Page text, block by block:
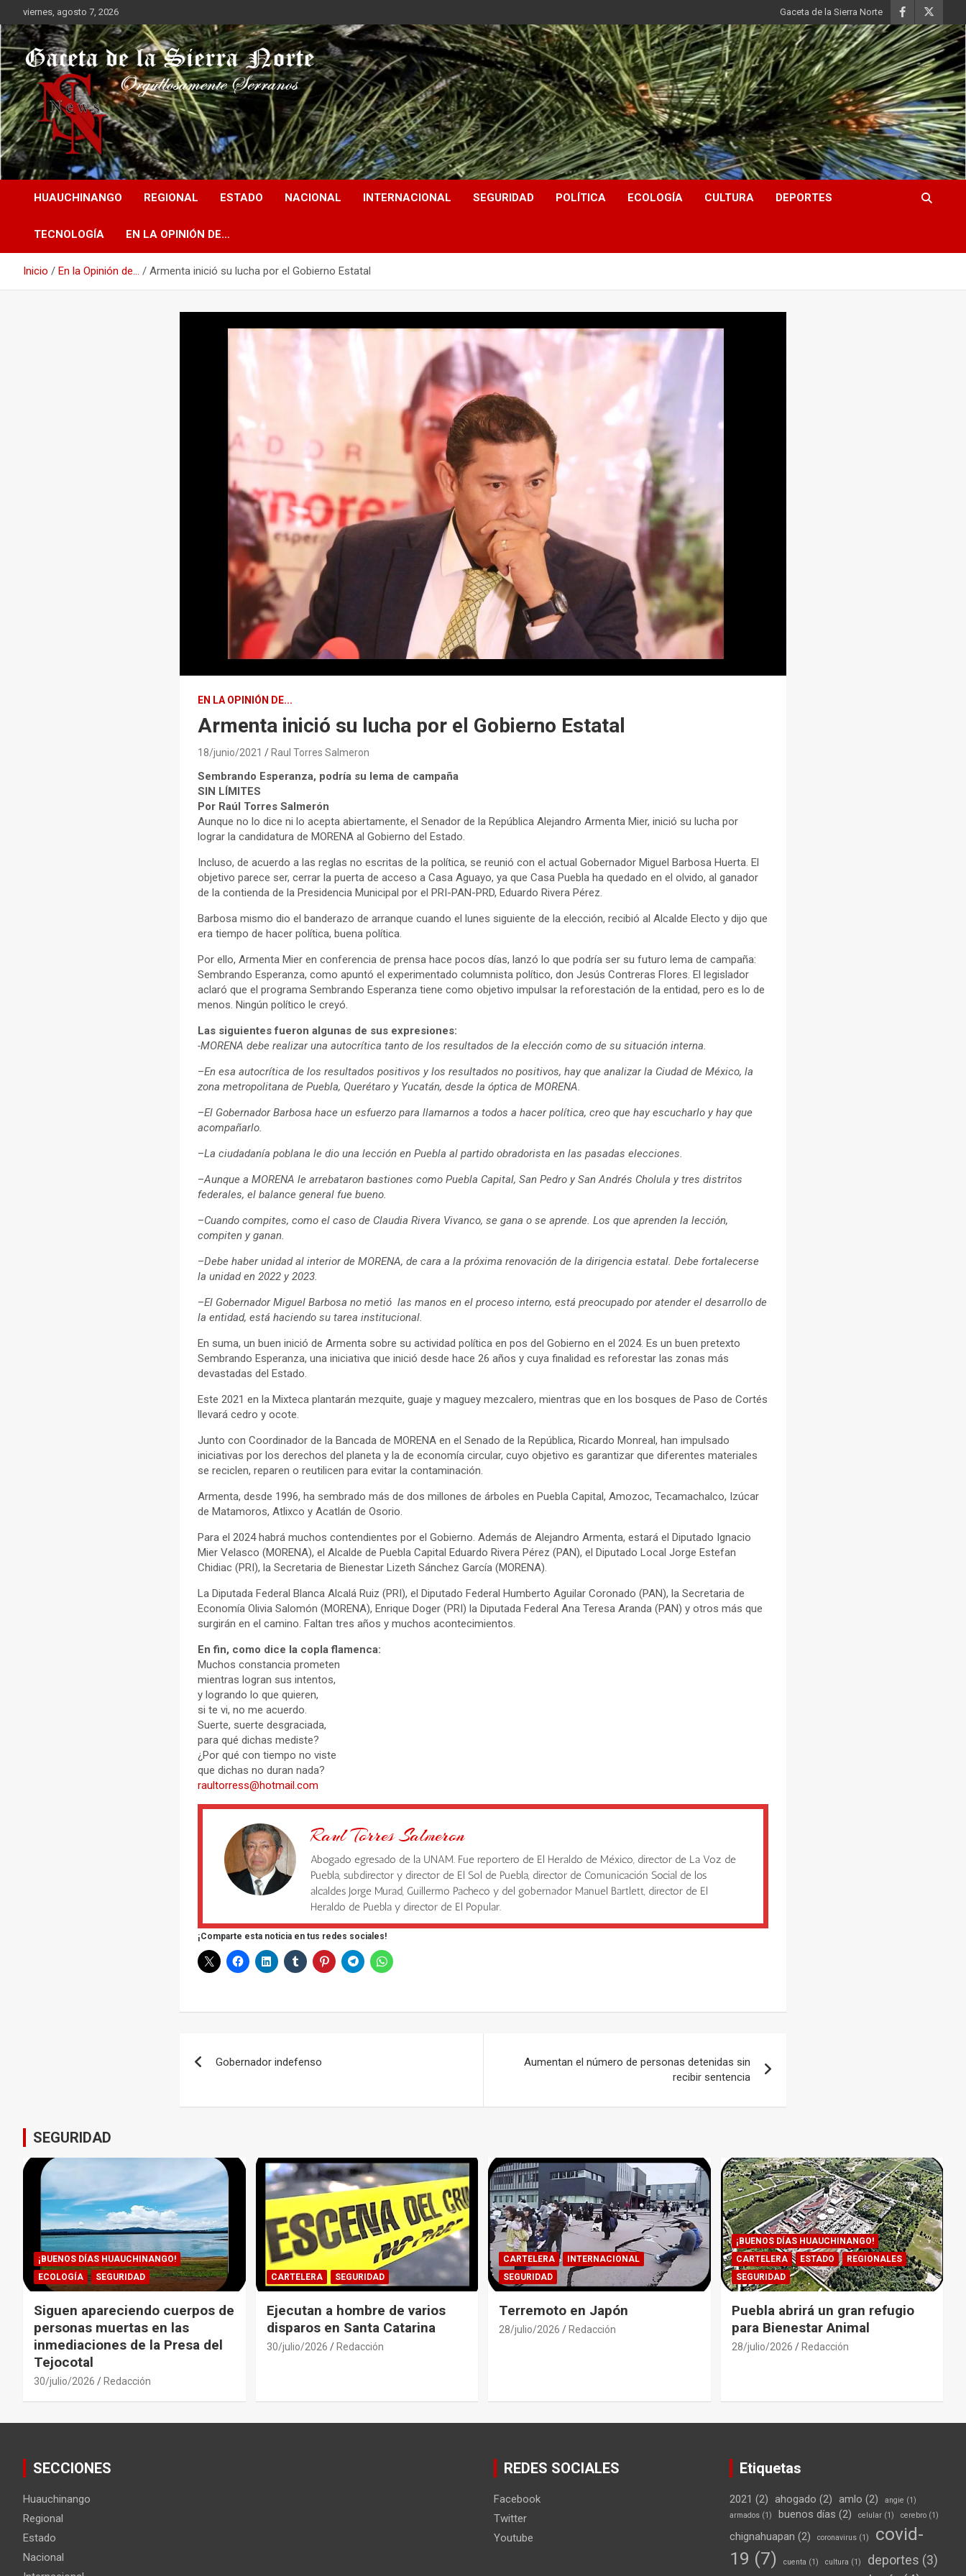
al
contenido
viernes, agosto 7, 2026 Gaceta de la Sierra Norte
Gaceta de la Sierra
Orgullosamente Serranos
HUAUCHINANGO REGIONAL ESTADO NACIONAL INTERNACIONAL SEGURIDAD POLÍTICA ECOLOGÍA CULTURA DEPORTES
TECNOLOGÍA EN LA OPINIÓN DE…
Inicio En la Opinión de... Armenta inició su lucha por el Gobierno Estatal
EN LA OPINIÓN DE...
Armenta inició su lucha por el Gobierno Estatal
18/junio/2021 Raul Torres Salmeron
Sembrando Esperanza, podría su lema de campaña
SIN LÍMITES
Por Raúl Torres Salmerón
Aunque no lo dice ni lo acepta abiertamente, el Senador de la República Alejandro Armenta Mier, inició su lucha por
lograr la candidatura de MORENA al Gobierno del Estado.
Incluso, de acuerdo a las reglas no escritas de la política, se reunió con el actual Gobernador Miguel Barbosa Huerta. El
objetivo parece ser, cerrar la puerta de acceso a Casa Aguayo, ya que Casa Puebla ha quedado en el olvido, al ganador
de la contienda de la Presidencia Municipal por el PRI-PAN-PRD, Eduardo Rivera Pérez.
Barbosa mismo dio el banderazo de arranque cuando el lunes siguiente de la elección, recibió al Alcalde Electo y dijo que
era tiempo de hacer política, buena política.
Por ello, Armenta Mier en conferencia de prensa hace pocos días, lanzó lo que podría ser su futuro lema de campaña:
Sembrando Esperanza, como apuntó el experimentado columnista político, don Jesús Contreras Flores. El legislador
aclaró que el programa Sembrando Esperanza tiene como objetivo impulsar la reforestación de la entidad, pero es lo de
menos. Ningún político le creyó.
Las siguientes fueron algunas de sus expresiones:
-MORENA debe realizar una autocrítica tanto de los resultados de la elección como de su situación interna.
–En esa autocrítica de los resultados positivos y los resultados no positivos, hay que analizar la Ciudad de México, la
zona metropolitana de Puebla, Querétaro y Yucatán, desde la óptica de MORENA.
–El Gobernador Barbosa hace un esfuerzo para llamarnos a todos a hacer política, creo que hay escucharlo y hay que
acompañarlo.
–La ciudadanía poblana le dio una lección en Puebla al partido obradorista en las pasadas elecciones.
–Aunque a MORENA le arrebataron bastiones como Puebla Capital, San Pedro y San Andrés Cholula y tres distritos
federales, el balance general fue bueno.
–Cuando compites, como el caso de Claudia Rivera Vivanco, se gana o se aprende. Los que aprenden la lección,
compiten y ganan.
–Debe haber unidad al interior de MORENA, de cara a la próxima renovación de la dirigencia estatal. Debe fortalecerse
la unidad en 2022 y 2023.
–El Gobernador Miguel Barbosa no metió las manos en el proceso interno, está preocupado por atender el desarrollo de
la entidad, está haciendo su tarea institucional.
En suma, un buen inició de Armenta sobre su actividad política en pos del Gobierno en el 2024. Es un buen pretexto
Sembrando Esperanza, una iniciativa que inició desde hace 26 años y cuya finalidad es reforestar las zonas más
devastadas del Estado.
Este 2021 en la Mixteca plantarán mezquite, guaje y maguey mezcalero, mientras que en los bosques de Paso de Cortés
llevará cedro y ocote.
Junto con Coordinador de la Bancada de MORENA en el Senado de la República, Ricardo Monreal, han impulsado
iniciativas por los derechos del planeta y la de economía circular, cuyo objetivo es garantizar que diferentes materiales
se reciclen, reparen o reutilicen para evitar la contaminación.
Armenta, desde 1996, ha sembrado más de dos millones de árboles en Puebla Capital, Amozoc, Tecamachalco, Izúcar
de Matamoros, Atlixco y Acatlán de Osorio.
Para el 2024 habrá muchos contendientes por el Gobierno. Además de Alejandro Armenta, estará el Diputado Ignacio
Mier Velasco (MORENA), el Alcalde de Puebla Capital Eduardo Rivera Pérez (PAN), el Diputado Local Jorge Estefan
Chidiac (PRI), la Secretaria de Bienestar Lizeth Sánchez García (MORENA).
La Diputada Federal Blanca Alcalá Ruiz (PRI), el Diputado Federal Humberto Aguilar Coronado (PAN), la Secretaria de
Economía Olivia Salomón (MORENA), Enrique Doger (PRI) la Diputada Federal Ana Teresa Aranda (PAN) y otros más que
surgirán en el camino. Faltan tres años y muchos acontecimientos.
En fin, como dice la copla flamenca:
Muchos constancia prometen
mientras logran sus intentos,
y logrando lo que quieren,
si te vi, no me acuerdo.
Suerte, suerte desgraciada,
para qué dichas mediste?
¿Por qué con tiempo no viste
que dichas no duran nada?
raultorress@hotmail.com
Raul Torres Salmeron
Abogado egresado de la UNAM. Fue reportero de El Heraldo de México, director de La Voz de
Puebla, subdirector y director de El Sol de Puebla, director de Comunicación Social de los
alcaldes Jorge Murad, Guillermo Pacheco y del gobernador Manuel Bartlett, director de El
Heraldo de Puebla y director de El Popular.
¡Comparte esta noticia en tus redes sociales!
entradas
Gobernador indefenso
Aumentan el número de personas detenidas sin
recibir sentencia
SEGURIDAD
¡BUENOS DÍAS HUAUCHINANGO!
ECOLOGÍA
SEGURIDAD
Siguen apareciendo cuerpos de
personas muertas en las
inmediaciones de la Presa del
Tejocotal
30/julio/2026 Redacción
CARTELERA SEGURIDAD
Ejecutan a hombre de varios
disparos en Santa Catarina
30/julio/2026 Redacción
CARTELERA
INTERNACIONAL
SEGURIDAD
Terremoto en Japón
28/julio/2026 Redacción
¡BUENOS DÍAS HUAUCHINANGO!
CARTELERA
ESTADO
REGIONALES
SEGURIDAD
Puebla abrirá un gran refugio
para Bienestar Animal
28/julio/2026 Redacción
SECCIONES
Huauchinango
Regional
Estado
Nacional
REDES SOCIALES
Facebook
Twitter
Youtube
Etiquetas
2021 (2) ahogado (2) amlo (2) angie (1)
armados(1) buenos días (2) celular(1) cerebro(1)
chignahuapan (2) coronavirus(1)
covid-
19 (7) cuenta (1) cultura (1) deportes (3)